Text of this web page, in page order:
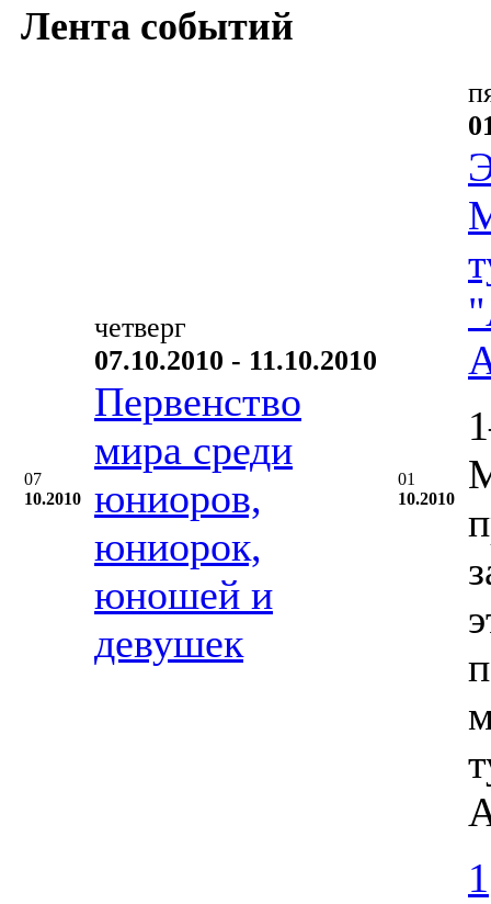
Лента событий
07
10.2010
четверг
07.10.2010 - 11.10.2010
Первенство
мира среди
юниоров,
юниорок,
юношей и
девушек
01
10.2010
1